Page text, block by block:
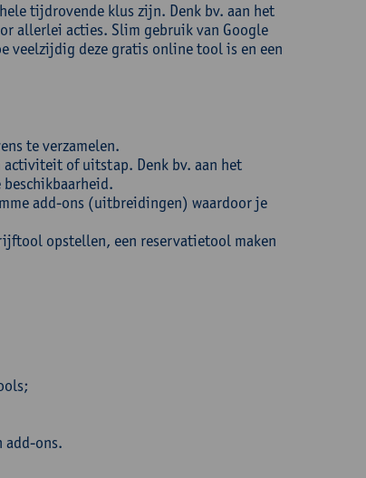
tijdrovende klus zijn. Denk bv. aan het
allerlei acties. Slim gebruik van Google
veelzijdig deze gratis online tool is en een
te verzamelen.
of uitstap. Denk bv. aan het
add-ons (uitbreidingen) waardoor je
opstellen, een reservatietool maken
add-ons.